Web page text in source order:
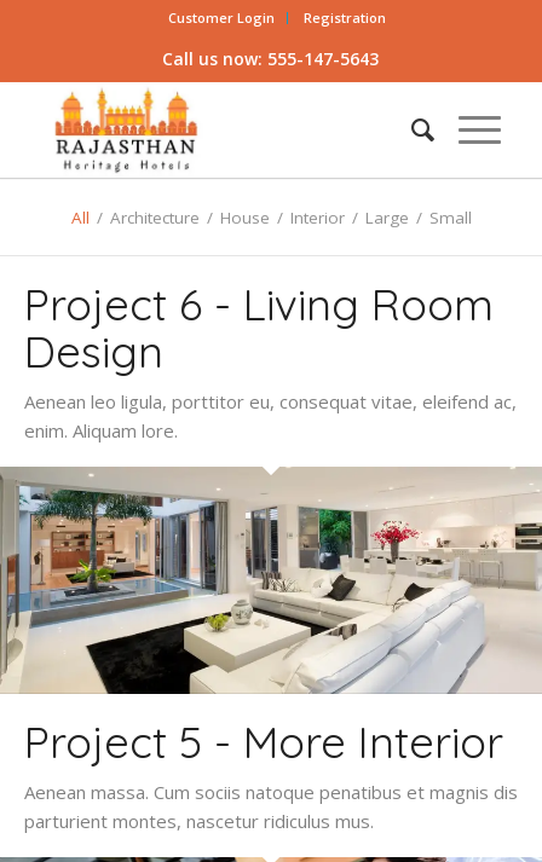
Customer Login Registration
Call us now: 555-147-5643
All / Architecture / House / Interior / Large / Small
Project 6 - Living Room
Design
Aenean leo ligula, porttitor eu, consequat vitae, eleifend ac,
enim. Aliquam lore.
Project 5 - More Interior
Aenean massa. Cum sociis natoque penatibus et magnis dis
parturient montes, nascetur ridiculus mus.